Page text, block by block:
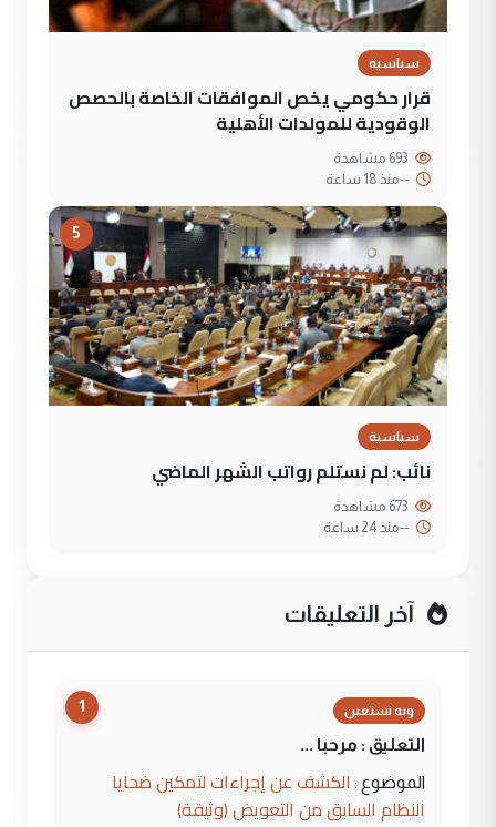
سياسية
قرار حكومي يخص الموافقات الخاصة بالحصص
الوقودية للمولدات الأهلية
--منذ 18 ساعة
5
سياسية
نائب: لم نستلم رواتب الشهر الماضي
--منذ 24 ساعة
آخر التعليقات
1 وبه نستعين
التعليق : مرحبا ...
الموضوع : الكشف عن إجراءات لتمكين ضحايا
النظام السابق من التعويض (وثيقة)